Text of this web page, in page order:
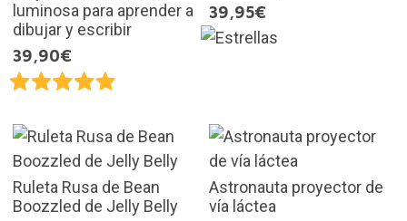
luminosa para aprender a
dibujar y escribir
39,90€
39,95€
Ruleta Rusa de Bean
Boozzled de Jelly Belly
Astronauta proyector de
vía láctea